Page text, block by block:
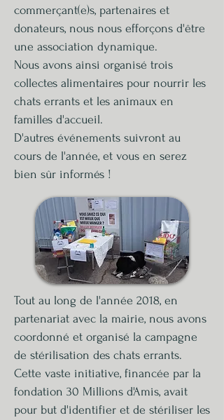
commerçant(e)s, partenaires et
donateurs, nous nous efforçons d'être
une association dynamique.
Nous avons ainsi organisé trois
collectes alimentaires pour nourrir les
chats errants et les animaux en
familles d'accueil.
D'autres événements suivront au
cours de l'année, et vous en serez
bien sûr informés !
Tout au long de l'année 2018, en
partenariat avec la mairie, nous avons
coordonné et organisé la campagne
de stérilisation des chats errants.
Cette vaste initiative, financée par la
fondation 30 Millions d'Amis, avait
pour but d'identifier et de stériliser les